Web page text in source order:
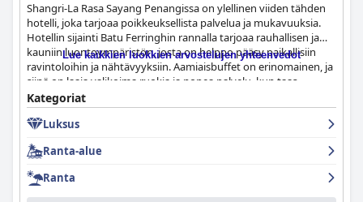
Shangri-La Rasa Sayang Penangissa on ylellinen viiden tähden
hotelli, joka tarjoaa poikkeuksellista palvelua ja mukavuuksia.
Hotellin sijainti Batu Ferringhin rannalla tarjoaa rauhallisen ja
kauniin luontoympäristön, josta on helppo pääsy paikallisiin
ravintoloihin ja nähtävyyksiin. Aamiaisbuffet on erinomainen, ja
siinä on laaja valikoima ruokia ja nopea palvelu, kun taas
illalliskokemus on yleisesti ottaen positiivinen ja tarjoaa erilaisia
vaihtoehtoja. Mukavat, tilavat ja siistit huoneet saavat kiitosta
ylellisestä sisustuksestaan ja erityispiirteistään, ja henkilökunta
huippuluokkaa, jättäen vieraat hemmotelluiksi ja
rentoutuneiksi. Valtava uima-allasalue on täydellinen
lapsiperheille tai niille, jotka etsivät rauhaa, ja ranta tarjoaa
kätevän pääsyn vesiaktiviteetteihin. Kaiken kaikkiaan Shangri-La
Lue kaikkien luokkien arvostelujen yhteenvedot
Kategoriat
Luksus
Ranta-alue
Ranta